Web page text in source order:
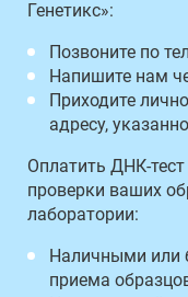
Генетикс»:
Позвоните по
Напишите нам
Приходите
адресу,
Оплатить ДНК-
проверки ваших
лаборатории:
Наличными или
приема